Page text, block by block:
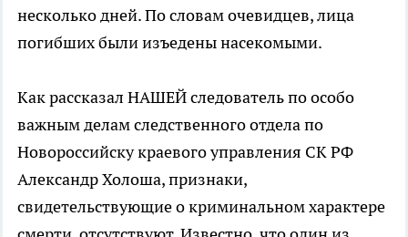
несколько дней. По словам очевидцев, лица
погибших были изъедены насекомыми.
Как рассказал НАШЕЙ следователь по особо
важным делам следственного отдела по
Новороссийску краевого управления СК РФ
Александр Холоша, признаки,
свидетельствующие о криминальном характере